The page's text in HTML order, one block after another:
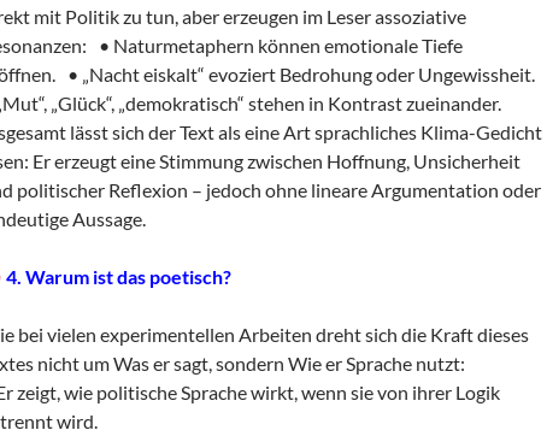
mit Politik zu tun, aber erzeugen im Leser assoziative
• Naturmetaphern können emotionale Tiefe
• „Nacht eiskalt“ evoziert Bedrohung oder Ungewissheit.
„Glück“, „demokratisch“ stehen in Kontrast zueinander.
lässt sich der Text als eine Art sprachliches Klima-Gedicht
Er erzeugt eine Stimmung zwischen Hoffnung, Unsicherheit
politischer Reflexion – jedoch ohne lineare Argumentation oder
Aussage.
4. Warum ist das poetisch?
bei vielen experimentellen Arbeiten dreht sich die Kraft dieses
nicht um Was er sagt, sondern Wie er Sprache nutzt:
zeigt, wie politische Sprache wirkt, wenn sie von ihrer Logik
wird.